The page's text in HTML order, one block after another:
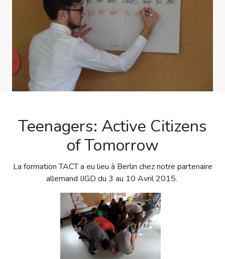
Teenagers: Active Citizens
of Tomorrow
La formation TACT a eu lieu à Berlin chez notre partenaire
allemand IJGD du 3 au 10 Avril 2015.